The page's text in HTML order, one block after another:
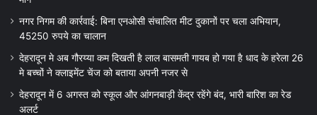
नगर निगम की कार्रवाई: बिना एनओसी संचालित मीट दुकानों पर चला अभियान,
45250 रुपये का चालान
देहरादून मे अब गौरय्या कम दिखती है लाल बासमती गायब हो गया है धाद के हरेला 26
मे बच्चों ने क्लाइमेंट चेंज को बताया अपनी नजर से
देहरादून में 6 अगस्त को स्कूल और आंगनबाड़ी केंद्र रहेंगे बंद, भारी बारिश का रेड
अलर्ट